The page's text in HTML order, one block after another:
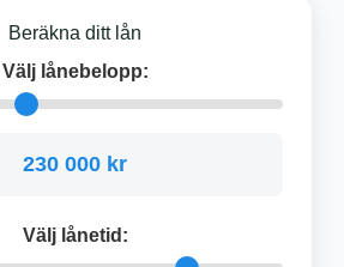
Beräkna ditt lån
Välj lånebelopp:
230 000 kr
Välj lånetid: